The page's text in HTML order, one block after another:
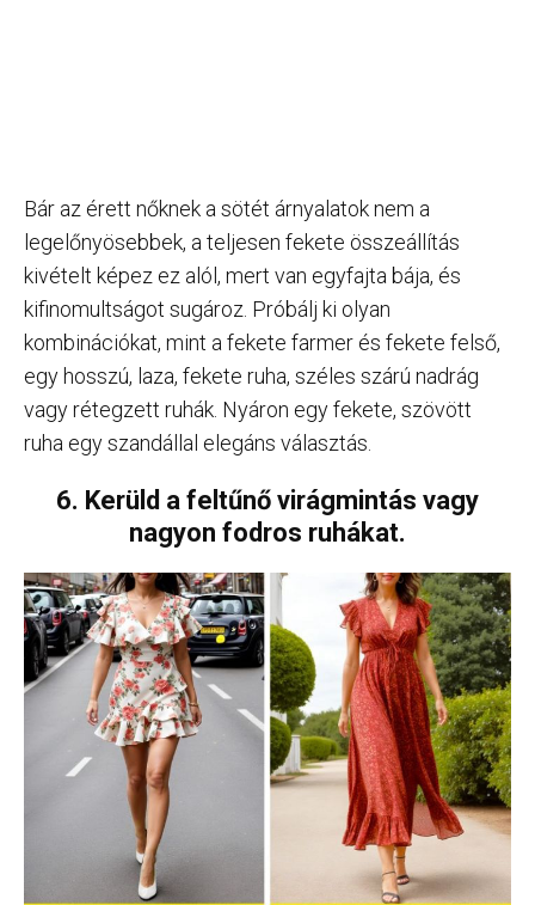
Bár az érett nőknek a sötét árnyalatok nem a
legelőnyösebbek, a teljesen fekete összeállítás
kivételt képez ez alól, mert van egyfajta bája, és
kifinomultságot sugároz. Próbálj ki olyan
kombinációkat, mint a fekete farmer és fekete felső,
egy hosszú, laza, fekete ruha, széles szárú nadrág
vagy rétegzett ruhák. Nyáron egy fekete, szövött
ruha egy szandállal elegáns választás.
6. Kerüld a feltűnő virágmintás vagy
nagyon fodros ruhákat.